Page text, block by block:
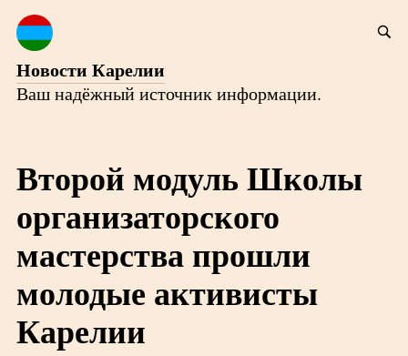
Новости Карелии
Ваш надёжный источник информации.
Второй модуль Школы
организаторского
мастерства прошли
молодые активисты
Карелии